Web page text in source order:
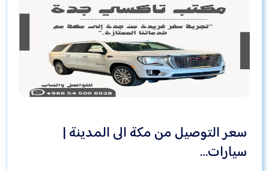
سعر التوصيل من مكة الى المدينة |
سيارات…